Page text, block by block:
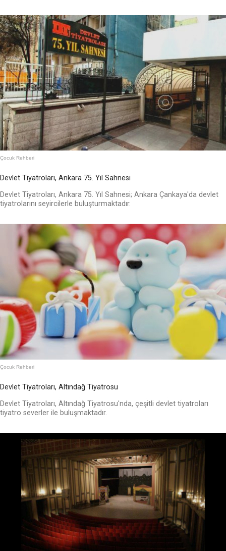
Çocuk Rehberi
Devlet Tiyatroları, Ankara 75. Yıl Sahnesi
Devlet Tiyatroları, Ankara 75. Yıl Sahnesi; Ankara Çankaya'da devlet
tiyatrolarını seyircilerle buluşturmaktadır.
Çocuk Rehberi
Devlet Tiyatroları, Altındağ Tiyatrosu
Devlet Tiyatroları, Altındağ Tiyatrosu'nda, çeşitli devlet tiyatroları
tiyatro severler ile buluşmaktadır.